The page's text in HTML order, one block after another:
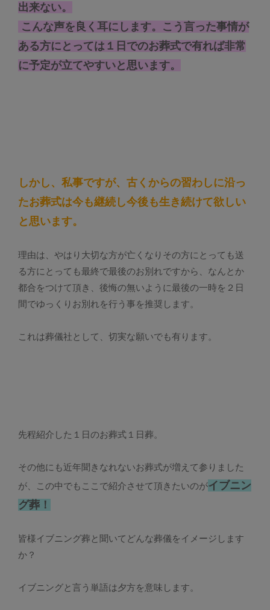
出来ない。
こんな声を良く耳にします。こう言った事情が
ある方にとっては１日でのお葬式で有れば非常
に予定が立てやすいと思います。
しかし、私事ですが、古くからの習わしに沿っ
たお葬式は今も継続し今後も生き続けて欲しい
と思います。
理由は、やはり大切な方が亡くなりその方にとっても送
る方にとっても最終で最後のお別れですから、なんとか
都合をつけて頂き、後悔の無いように最後の一時を２日
間でゆっくりお別れを行う事を推奨します。
これは葬儀社として、切実な願いでも有ります。
先程紹介した１日のお葬式１日葬。
その他にも近年聞きなれないお葬式が増えて参りました
が、この中でもここで紹介させて頂きたいのがイブニン
グ葬！
皆様イブニング葬と聞いてどんな葬儀をイメージします
か？
イブニングと言う単語は夕方を意味します。